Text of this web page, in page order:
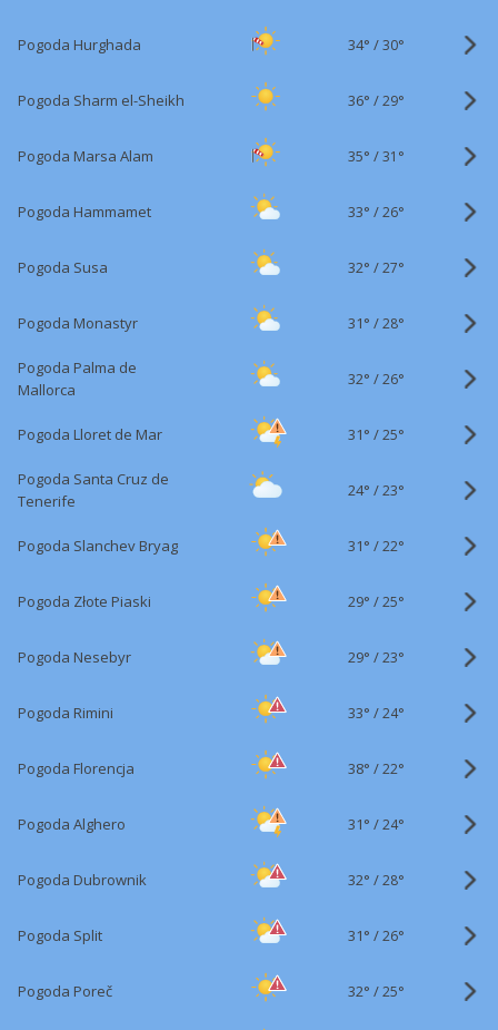
Pogoda Hurghada 34° /30°
Pogoda Sharm el-Sheikh 36° /29°
Pogoda Marsa Alam 35° /31°
Pogoda Hammamet 33° /26°
Pogoda Susa 32° /27°
Pogoda Monastyr 31° /28°
Pogoda Palma de
Mallorca
32° /26°
Pogoda Lloret de Mar 31° /25°
Pogoda Santa Cruz de
Tenerife
24° /23°
Pogoda Slanchev Bryag 31° /22°
Pogoda Złote Piaski 29° /25°
Pogoda Nesebyr 29° /23°
Pogoda Rimini 33° /24°
Pogoda Florencja 38° /22°
Pogoda Alghero 31° /24°
Pogoda Dubrownik 32° /28°
Pogoda Split 31° /26°
Pogoda Poreč 32° /25°